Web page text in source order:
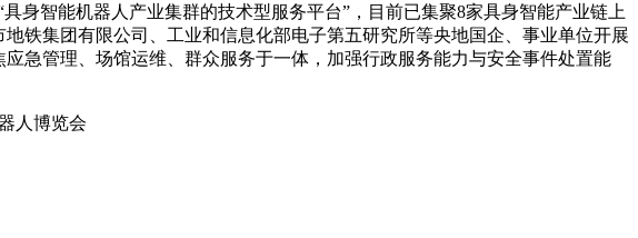
身智能机器人产业集群的技术型服务平台”，目前已集聚8家具身智能产业链上
铁集团有限公司、工业和信息化部电子第五研究所等央地国企、事业单位开展
急管理、场馆运维、群众服务于一体，加强行政服务能力与安全事件处置能